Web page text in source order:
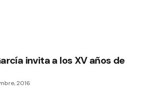
invita a los XV años de
2016